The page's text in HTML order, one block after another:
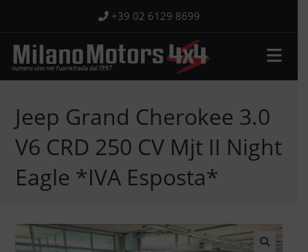
contenuto
+39 02 6129 8699
Jeep Grand Cherokee 3.0
V6 CRD 250 CV Mjt II Night
Eagle *IVA Esposta*